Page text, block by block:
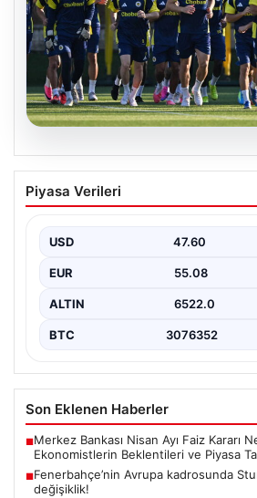
05.08.2026
Fenerbahçe’nin Avrupa
Sturm Graz maçı öncesi
Piyasa Verileri
USD 47.60
EUR 55.08
ALTIN 6522.0
BTC 3076352
Son Eklenen Haberler
■Merkez Bankası Nisan Ayı Faiz Kararı
Ekonomistlerin Beklentileri ve Piyasa
■Fenerbahçe’nin Avrupa kadrosunda
değişiklik!